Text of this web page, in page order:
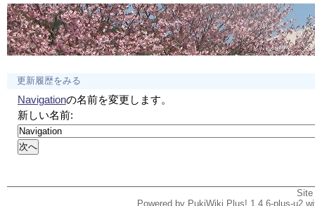
更新履歴をみる
Navigationの名前を変更します。
新しい名前:
Powered by PukiWiki Plus! 1.4.6-plus-u2